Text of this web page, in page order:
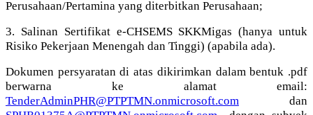
Perusahaan/Pertamina yang diterbitkan Perusahaan;
3. Salinan Sertifikat e-CHSEMS SKKMigas (hanya untuk
Risiko Pekerjaan Menengah dan Tinggi) (apabila ada).
Dokumen persyaratan di atas dikirimkan dalam bentuk .pdf
berwarna ke alamat email:
TenderAdminPHR@PTPTMN.onmicrosoft.com dan